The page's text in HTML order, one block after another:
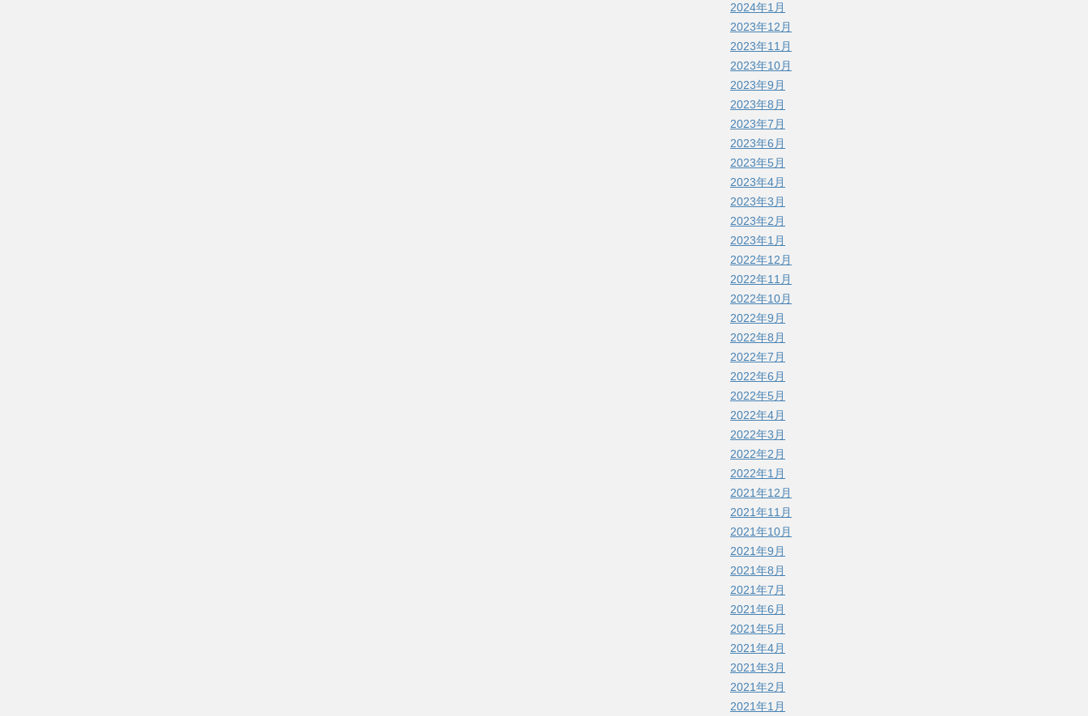
2024年1月
2023年12月
2023年11月
2023年10月
2023年9月
2023年8月
2023年7月
2023年6月
2023年5月
2023年4月
2023年3月
2023年2月
2023年1月
2022年12月
2022年11月
2022年10月
2022年9月
2022年8月
2022年7月
2022年6月
2022年5月
2022年4月
2022年3月
2022年2月
2022年1月
2021年12月
2021年11月
2021年10月
2021年9月
2021年8月
2021年7月
2021年6月
2021年5月
2021年4月
2021年3月
2021年2月
2021年1月